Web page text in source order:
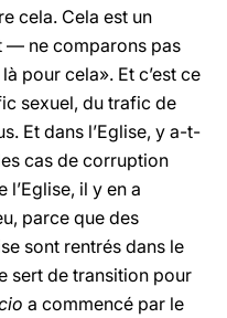
cela. Cela est un
— ne comparons pas
pour cela». Et c’est ce
sexuel, du trafic de
Et dans l’Eglise, y a-t-
cas de corruption
l’Eglise, il y en a
parce que des
sont rentrés dans le
sert de transition pour
a commencé par le